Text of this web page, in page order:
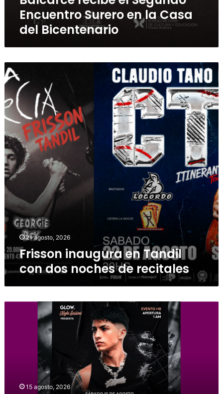
Encuentro Surero en la Casa
del Bicentenario
21 agosto, 2026
Frisson inaugura en Tandil
con dos noches de recitales
15 agosto, 2026